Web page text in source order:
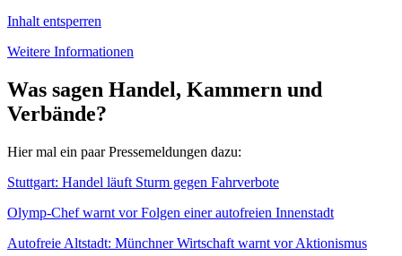
Inhalt entsperren
Weitere Informationen
Was sagen Handel, Kammern und
Verbände?
Hier mal ein paar Pressemeldungen dazu:
Stuttgart: Handel läuft Sturm gegen Fahrverbote
Olymp-Chef warnt vor Folgen einer autofreien Innenstadt
Autofreie Altstadt: Münchner Wirtschaft warnt vor Aktionismus